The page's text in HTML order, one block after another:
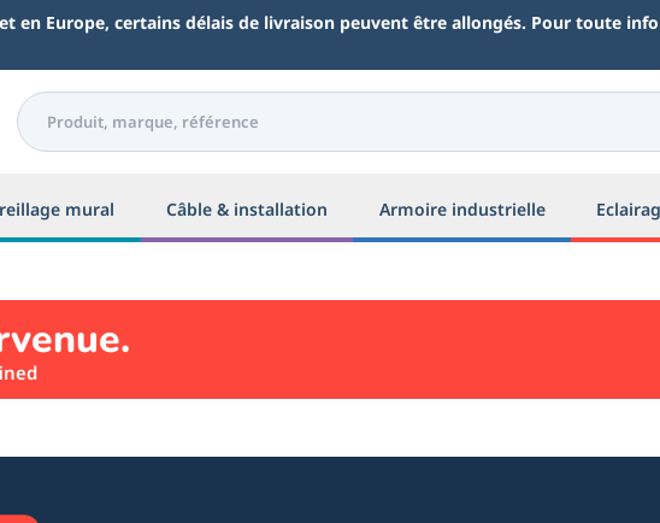
en Europe, certains délais de livraison peuvent être allongés. Pour toute
mural Câble & installation Armoire industrielle